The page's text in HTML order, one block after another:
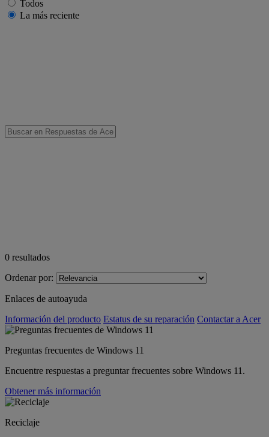
Todos
La más reciente
0 resultados
Ordenar por:
Enlaces de autoayuda
Información del producto Estatus de su reparación Contactar a Acer
Preguntas frecuentes de Windows 11
Encuentre respuestas a preguntar frecuentes sobre Windows 11.
Obtener más información
Reciclaje